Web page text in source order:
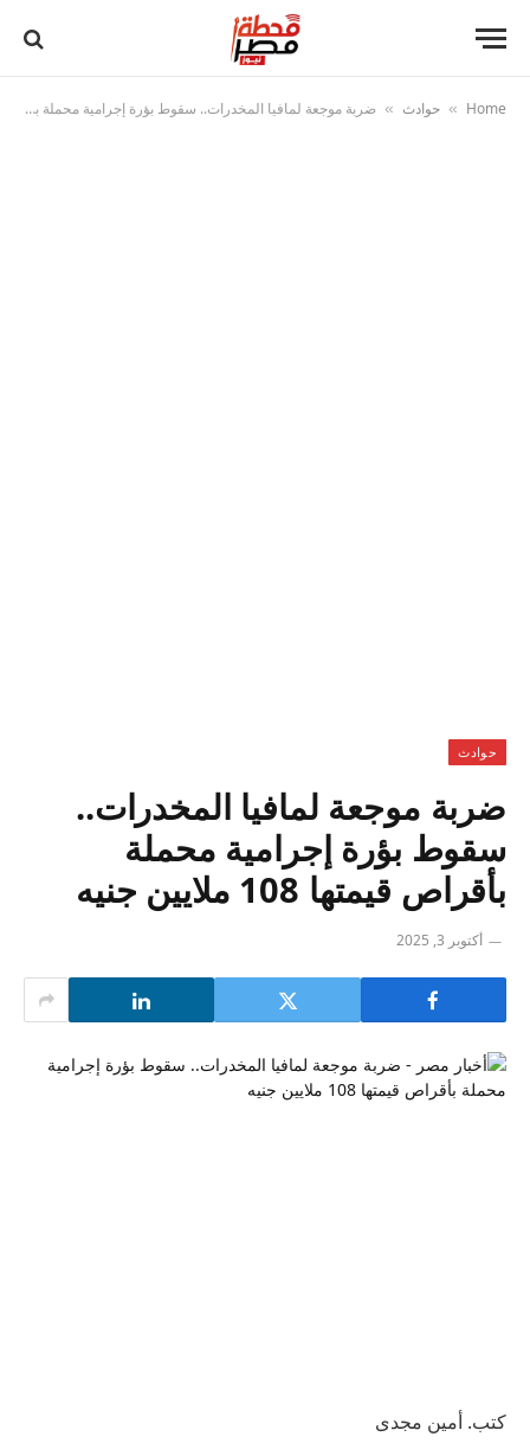
Home
» حوادث » ضربة موجعة لمافيا المخدرات.. سقوط بؤرة إجرامية محملة بأقراص قيمتها 108 ملايين جنيه
حوادث
ضربة موجعة لمافيا المخدرات..
سقوط بؤرة إجرامية محملة
بأقراص قيمتها 108 ملايين جنيه
أكتوبر 3, 2025
كتب. أمين مجدى